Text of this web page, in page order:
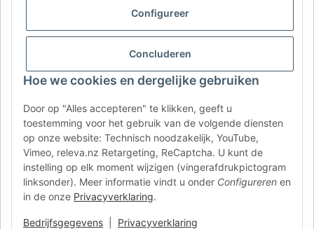
Configureer
Concluderen
Hoe we cookies en dergelijke gebruiken
Door op "Alles accepteren" te klikken, geeft u
toestemming voor het gebruik van de volgende diensten
op onze website: Technisch noodzakelijk, YouTube,
Vimeo, releva.nz Retargeting, ReCaptcha. U kunt de
instelling op elk moment wijzigen (vingerafdrukpictogram
linksonder). Meer informatie vindt u onder Configureren en
in de onze Privacyverklaring.
Bedrijfsgegevens Privacyverklaring
Contact: info@afatek.com
AFATEK INTERNATIONAL – SELECT REGION & LANGUAGE | KIES
CH (DE)
CH (IT) BE (NL) BE (FR)
FR IT ES DK PL
UK NZ USA MX PT
SE FI CZ HU SK